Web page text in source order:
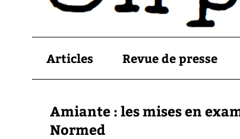
Articles Revue de presse
Amiante : les mises en
Normed